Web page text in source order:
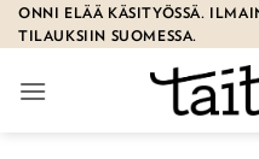
Skip
to
ONNI ELÄÄ KÄSITYÖSSÄ.
TILAUKSIIN SUOMESSA.